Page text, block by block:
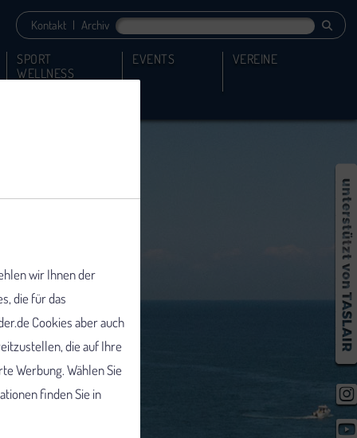
Kontakt | Archiv
SPORT
WELLNESS
EVENTS VEREINE
wir Ihnen der
die für das
Cookies aber auch
die auf Ihre
Werbung. Wählen Sie
finden Sie in